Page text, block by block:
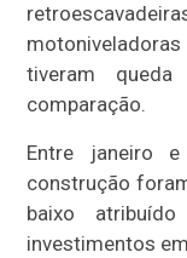
tiveram
comparação.
Entre janeiro
construção
baixo
investimentos